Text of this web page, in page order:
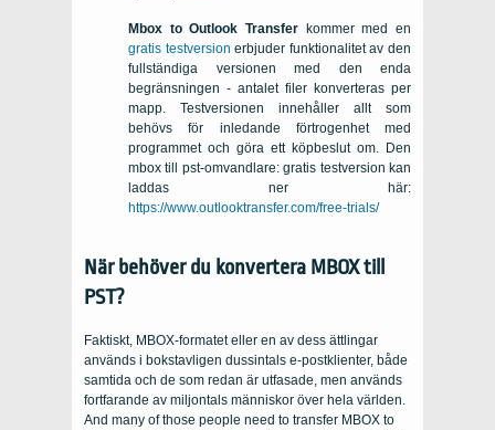
Mbox to Outlook Transfer kommer med en
gratis testversion erbjuder funktionalitet av den
fullständiga versionen med den enda
begränsningen - antalet filer konverteras per
mapp. Testversionen innehåller allt som
behövs för inledande förtrogenhet med
programmet och göra ett köpbeslut om. Den
mbox till pst-omvandlare: gratis testversion kan
laddas ner här:
https://www.outlooktransfer.com/free-trials/
När behöver du konvertera MBOX till
PST?
Faktiskt, MBOX-formatet eller en av dess ättlingar
används i bokstavligen dussintals e-postklienter, både
samtida och de som redan är utfasade, men används
fortfarande av miljontals människor över hela världen.
And many of those people need to transfer MBOX to